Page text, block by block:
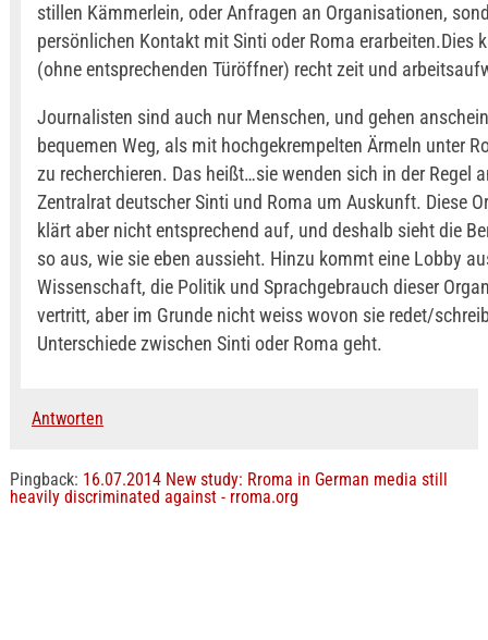
stillen Kämmerlein, oder Anfragen an Organisationen,
persönlichen Kontakt mit Sinti oder Roma erarbeiten.Dies
(ohne entsprechenden Türöffner) recht zeit und
Journalisten sind auch nur Menschen, und gehen
bequemen Weg, als mit hochgekrempelten Ärmeln unter
zu recherchieren. Das heißt…sie wenden sich in der Regel
Zentralrat deutscher Sinti und Roma um Auskunft. Diese
klärt aber nicht entsprechend auf, und deshalb sieht die
so aus, wie sie eben aussieht. Hinzu kommt eine Lobby
Wissenschaft, die Politik und Sprachgebrauch dieser
vertritt, aber im Grunde nicht weiss wovon sie redet/
Unterschiede zwischen Sinti oder Roma geht.
Antworten
Pingback: 16.07.2014 New study: Rroma in German media still
heavily discriminated against - rroma.org